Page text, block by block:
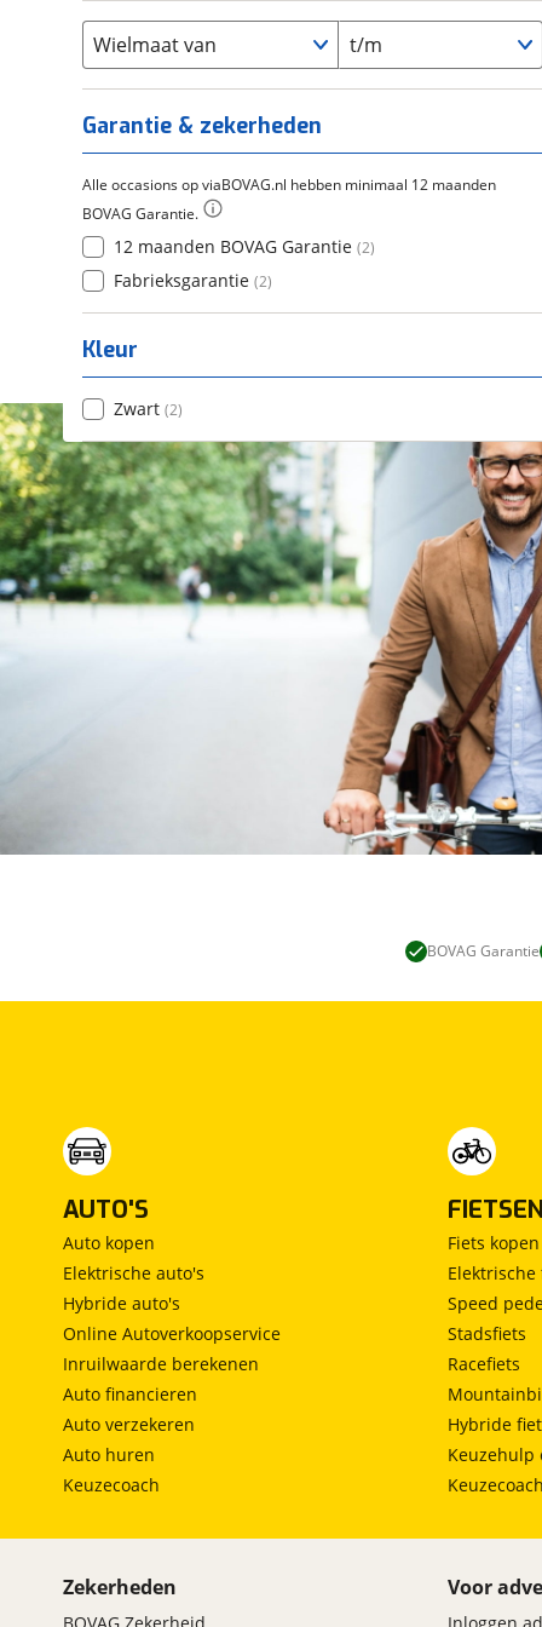
Overig ( 0)
Scandium
Staal (0 )
Tica
Wielmaat van t/m
Garantie & zekerheden
Alle occasions op viaBOVAG.nl hebben minimaal 12 maanden
BOVAG Garantie.
12 maanden BOVAG Garantie (2)
Fabrieksgarantie (2)
Kleur
Zwart (2)
BOVAG Garantie
AUTO'S
Auto kopen
Elektrische auto's
Hybride auto's
Online Autoverkoopservice
Inruilwaarde berekenen
Auto financieren
Auto verzekeren
Auto huren
Keuzecoach
FIETSEN
Fiets kopen
Elektrische
Speed
Stadsfiets
Racefiets
Hybride
Keuzehulp
Keuzecoach
Zekerheden Voor